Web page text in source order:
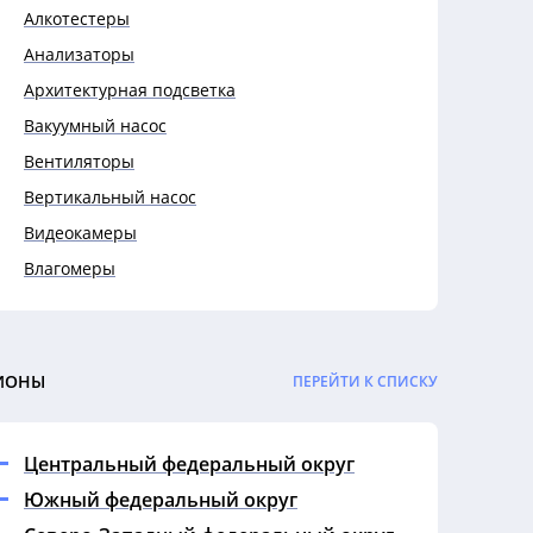
Алкотестеры
Анализаторы
Архитектурная подсветка
Вакуумный насос
Вентиляторы
Вертикальный насос
Видеокамеры
Влагомеры
Гигрометры
Дефектоскопы
Динамометры
ПЕРЕЙТИ К СПИСКУ
Центральный федеральный округ
Южный федеральный округ